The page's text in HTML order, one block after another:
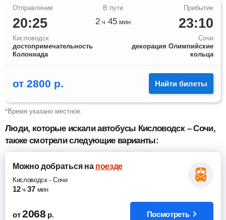
20:25
Кисловодск
достопримечательность
Колоннада
23:10
Сочи
декорация Олимпийские
кольца
2 ч 45 мин
от 2800 р. Найти билеты
*Время указано местное.
Люди, которые искали автобусы Кисловодск – Сочи,
также смотрели следующие варианты:
Можно добратьсяна поезде
Кисловодск- Сочи
12 ч 37 мин
от 2068 р. Посмотреть